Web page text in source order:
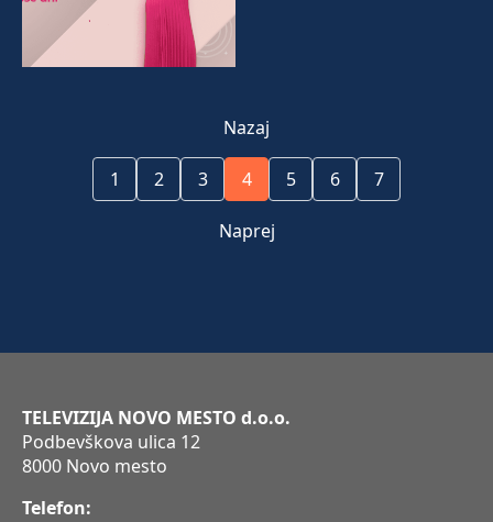
Nazaj
1 2 3 4 5 6 7
Naprej
TELEVIZIJA NOVO MESTO d.o.o.
Podbevškova ulica 12
8000 Novo mesto
Telefon: